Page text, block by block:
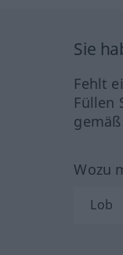
Sie
Fehlt
Füllen
Wozu